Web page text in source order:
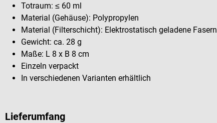
Totraum: ≤ 60 ml
Material (Gehäuse): Polypropylen
Material (Filterschicht): Elektrostatisch geladene Fasern
Gewicht: ca. 28 g
Maße: L 8 x B 8 cm
Einzeln verpackt
In verschiedenen Varianten erhältlich
Lieferumfang